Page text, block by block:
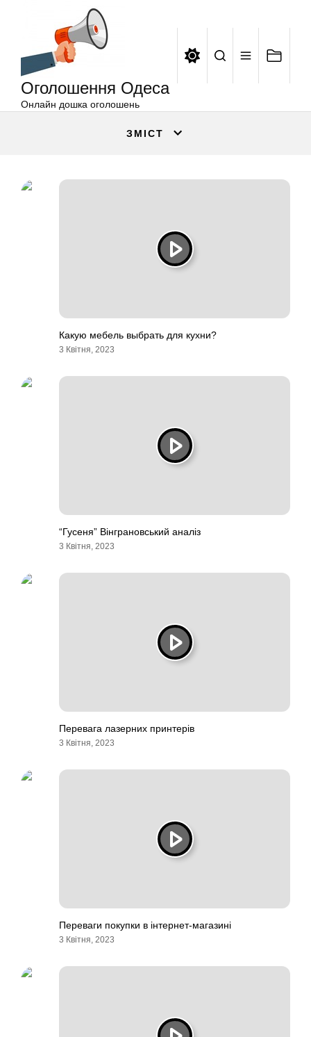
Оголошення Одеса
Онлайн дошка оголошень
ЗМІСТ
Какую мебель выбрать для кухни?
3 Квітня, 2023
“Гусеня” Вінграновський аналіз
3 Квітня, 2023
Перевага лазерних принтерів
3 Квітня, 2023
Переваги покупки в інтернет-магазині
3 Квітня, 2023